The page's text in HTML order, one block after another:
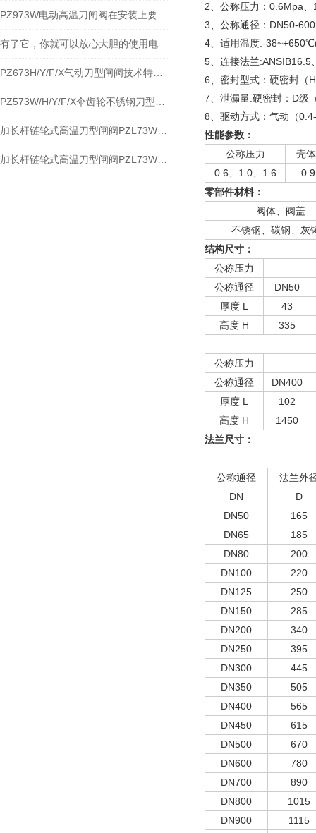
2、公称压力：0.6Mpa
3、公称通径：DN50-
4、适用温度:-
5、连接法兰:ANSIB16.5
6、密封型式：硬密封（
7、泄漏量:硬密封：D级
8、驱动方式：气动（
性能参数：
公称压力
壳
0.6、1.0、1.6
零部件材料：
阀体、阀盖
不锈钢、碳钢、灰
结构尺寸：
公称压力
公称通径
DN50
厚度 L
43
高度 H
335
公称压力
公称通径
DN400
厚度 L
102
高度 H
1450
法兰尺寸：
公称通径
法兰外
DN
D
DN50
165
DN65
185
DN80
200
DN100
220
DN125
250
DN150
285
DN200
340
DN250
395
DN300
445
DN350
505
DN400
565
DN450
615
DN500
670
DN600
780
DN700
890
DN800
1015
DN900
1115